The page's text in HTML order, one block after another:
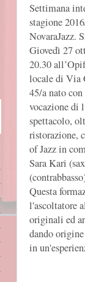
Settimana
stagione
NovaraJazz.
Giovedì 27
20.30
locale di Via
45/a nato
vocazione di
spettacolo,
ristorazione,
of Jazz in
Sara Kari
Questa
l'ascoltatore
originali ed
dando
in